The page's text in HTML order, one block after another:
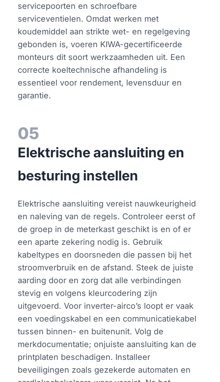
servicepoorten en schroefbare
serviceventielen. Omdat werken met
koudemiddel aan strikte wet- en regelgeving
gebonden is, voeren KIWA-gecertificeerde
monteurs dit soort werkzaamheden uit. Een
correcte koeltechnische afhandeling is
essentieel voor rendement, levensduur en
garantie.
05
Elektrische aansluiting en
besturing instellen
Elektrische aansluiting vereist nauwkeurigheid
en naleving van de regels. Controleer eerst of
de groep in de meterkast geschikt is en of er
een aparte zekering nodig is. Gebruik
kabeltypes en doorsneden die passen bij het
stroomverbruik en de afstand. Steek de juiste
aarding door en zorg dat alle verbindingen
stevig en volgens kleurcodering zijn
uitgevoerd. Voor inverter-airco’s loopt er vaak
een voedingskabel en een communicatiekabel
tussen binnen- en buitenunit. Volg de
merkdocumentatie; onjuiste aansluiting kan de
printplaten beschadigen. Installeer
beveiligingen zoals gezekerde automaten en